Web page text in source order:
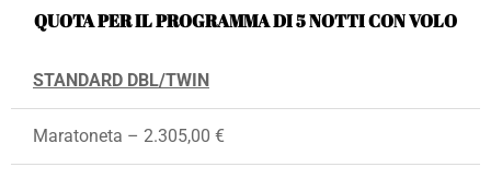
QUOTA PER IL PROGRAMMA DI 5 NOTTI CON VOLO
STANDARD DBL/TWIN
Maratoneta – 2.305,00 €